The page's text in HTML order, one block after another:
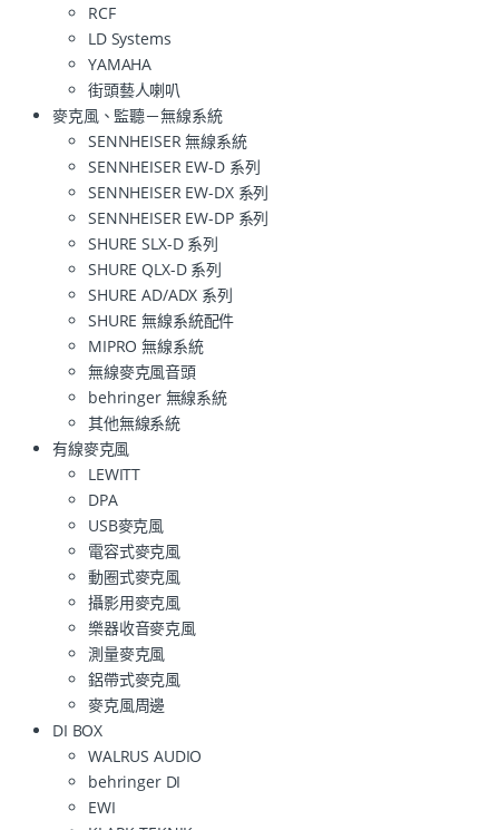
RCF
LD Systems
YAMAHA
街頭藝人喇叭
麥克風、監聽－無線系統
SENNHEISER 無線系統
SENNHEISER EW-D 系列
SENNHEISER EW-DX 系列
SENNHEISER EW-DP 系列
SHURE SLX-D 系列
SHURE QLX-D 系列
SHURE AD/ADX 系列
SHURE 無線系統配件
MIPRO 無線系統
無線麥克風音頭
behringer 無線系統
其他無線系統
有線麥克風
LEWITT
DPA
USB麥克風
電容式麥克風
動圈式麥克風
攝影用麥克風
樂器收音麥克風
測量麥克風
鋁帶式麥克風
麥克風周邊
DI BOX
WALRUS AUDIO
behringer DI
EWI